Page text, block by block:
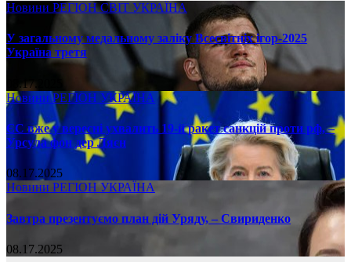
Новини РЕГІОНСВІТ УКРАЇНА
У загальному медальному заліку Всесвітніх ігор-2025
Україна третя
08.17.2025
НовиниРЕГІОН УКРАЇНА
ЄС вже у вересні ухвалить 19-й ракет санкцій проти рф, –
Урсула фон дер Ляєн
08.17.2025
Новини РЕГІОН УКРАЇНА
Завтра презентуємо план дій Уряду, – Свириденко
08.17.2025